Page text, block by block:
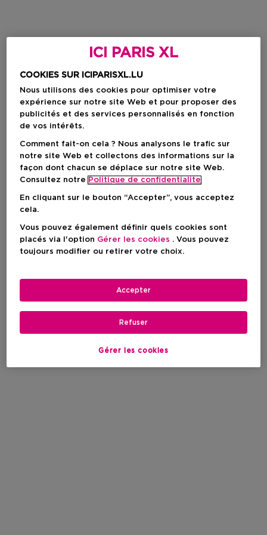
ICI PARIS XL
COOKIES SUR ICIPARISXL.LU
Nous utilisons des cookies pour optimiser votre
expérience sur notre site Web et pour proposer des
publicités et des services personnalisés en fonction
de vos intérêts.
Comment fait-on cela ? Nous analysons le trafic sur
notre site Web et collectons des informations sur la
façon dont chacun se déplace sur notre site Web.
Consultez notre Politique de confidentialite
En cliquant sur le bouton “Accepter”, vous acceptez
cela.
Vous pouvez également définir quels cookies sont
placés via l'option Gérer les cookies . Vous pouvez
toujours modifier ou retirer votre choix.
Gérer les cookies
Refuser
Accepter